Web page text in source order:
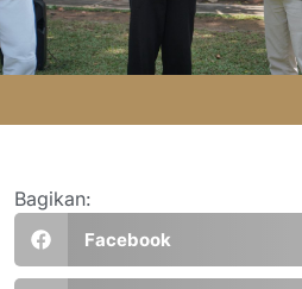
Bagikan:
Facebook